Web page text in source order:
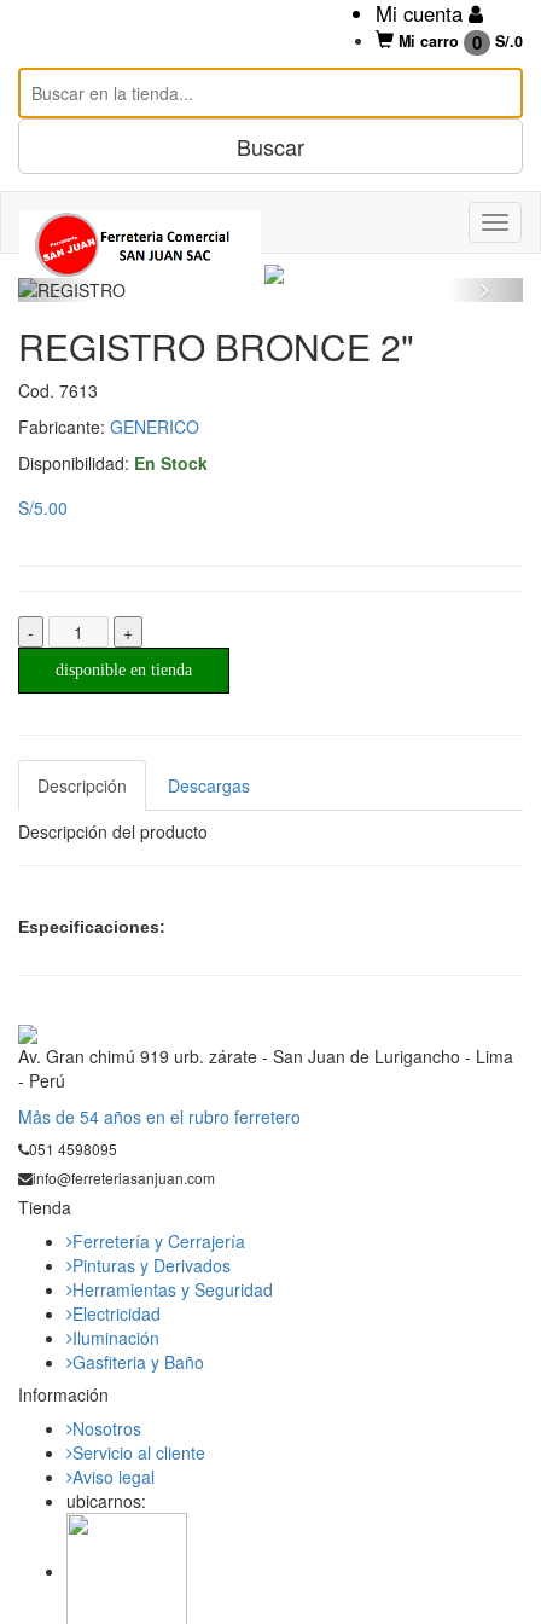
Mi cuenta
Mi carro 0 S/.0
REGISTRO BRONCE 2"
Cod. 7613
Fabricante: GENERICO
Disponibilidad: En Stock
S/5.00
- +
disponible en tienda
Descripción
Descargas
Descripción del producto
Especificaciones:
Av. Gran chimú 919 urb. zárate - San Juan de Lurigancho - Lima
- Perú
Mås de 54 años en el rubro ferretero
051 4598095
info@ferreteriasanjuan.com
Tienda
Ferretería y Cerrajería
Pinturas y Derivados
Herramientas y Seguridad
Electricidad
Iluminación
Gasfiteria y Baño
Información
Nosotros
Servicio al cliente
Aviso legal
ubicarnos: